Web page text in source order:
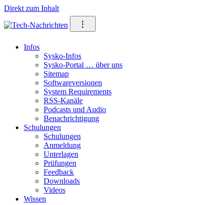
Direkt zum Inhalt
⁝
Infos
Sysko-Infos
Sysko-Portal … über uns
Sitemap
Softwareversionen
System Requirements
RSS-Kanäle
Podcasts und Audio
Benachrichtigung
Schulungen
Schulungen
Anmeldung
Unterlagen
Prüfungen
Feedback
Downloads
Videos
Wissen